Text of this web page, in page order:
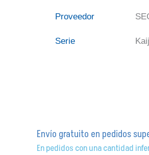
Proveedor
Serie
Envío gratuito en pedidos
En pedidos con una cantidad